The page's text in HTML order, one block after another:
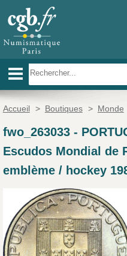
Accueil > Boutiques > Monde
fwo_263033-
Escudos Mondial de
emblème / hockey